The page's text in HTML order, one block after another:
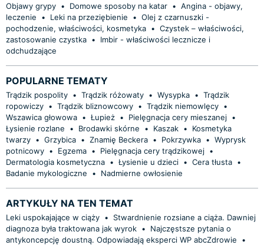
Objawy grypy • Domowe sposoby na katar • Angina - objawy,
leczenie
• Leki na przeziębienie • Olej z czarnuszki -
pochodzenie, właściwości, kosmetyka • Czystek – właściwości,
zastosowanie czystka •
Imbir - właściwości lecznicze i
odchudzające
POPULARNE TEMATY
Trądzik pospolity • Trądzik różowaty • Wysypka • Trądzik
ropowiczy • Trądzik bliznowcowy • Trądzik niemowlęcy •
Wszawica głowowa • Łupież • Pielęgnacja cery mieszanej •
Łysienie rozlane
• Brodawki skórne • Kaszak •
Kosmetyka
twarzy • Grzybica • Znamię Beckera • Pokrzywka • Wyprysk
potnicowy • Egzema • Pielęgnacja cery trądzikowej •
Dermatologia kosmetyczna • Łysienie u dzieci • Cera tłusta •
Badanie mykologiczne
• Nadmierne owłosienie
ARTYKUŁY NA TEN TEMAT
Leki uspokajające w ciąży •
Stwardnienie rozsiane a ciąża. Dawniej
diagnoza była traktowana jak wyrok •
Najczęstsze pytania o
antykoncepcję doustną. Odpowiadają eksperci WP abcZdrowie
•